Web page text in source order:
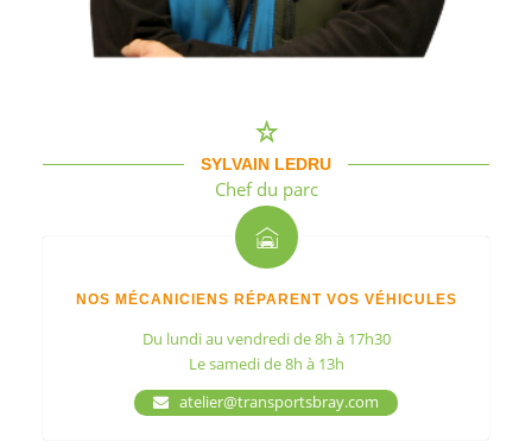
SYLVAIN LEDRU
Chef du parc
NOS MÉCANICIENS RÉPARENT VOS VÉHICULES
Du lundi au vendredi de 8h à 17h30
Le samedi de 8h à 13h
atelier@transportsbray.com